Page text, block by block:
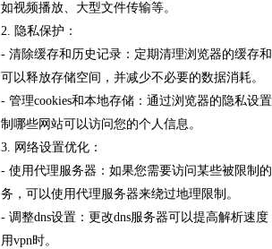
如视频播放、大型文件传输等。
2. 隐私保护：
- 清除缓存和历史记录：定期清理浏览器的缓存和
可以释放存储空间，并减少不必要的数据消耗。
- 管理cookies和本地存储：通过浏览器的隐私设
制哪些网站可以访问您的个人信息。
3. 网络设置优化：
- 使用代理服务器：如果您需要访问某些被限制
务，可以使用代理服务器来绕过地理限制。
- 调整dns设置：更改dns服务器可以提高解析速
用vpn时。